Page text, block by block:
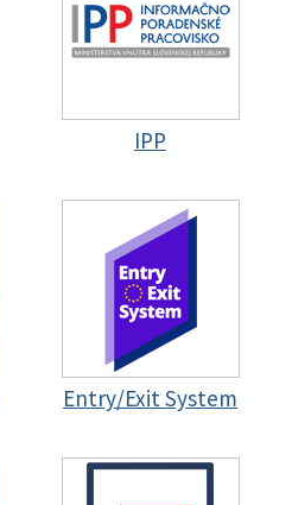
IPP
Entry/Exit System